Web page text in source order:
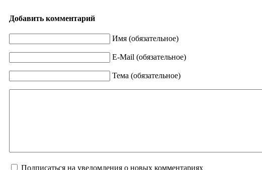
Добавить комментарий
Имя (обязательное)
E-Mail (обязательное)
Тема (обязательное)
Подписаться на уведомления о новых комментариях